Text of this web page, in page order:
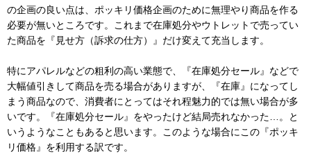
の企画の良い点は、ポッキリ価格企画のために無理やり商品を作る
必要が無いところです。これまで在庫処分やウトレットで売ってい
た商品を『見せ方（訴求の仕方）』だけ変えて充当します。
特にアパレルなどの粗利の高い業態で、『在庫処分セール』などで
大幅値引きして商品を売る場合がありますが、『在庫』になってし
まう商品なので、消費者にとってはそれ程魅力的では無い場合が多
いです。『在庫処分セール』をやったけど結局売れなかった…。と
いうようなこともあると思います。このような場合にこの『ポッキ
リ価格』を利用する訳です。